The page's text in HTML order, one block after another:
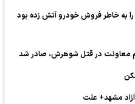
به خاطر فروش خودرو آتش زده بود
معاونت در قتل شوهرش، صادر شد